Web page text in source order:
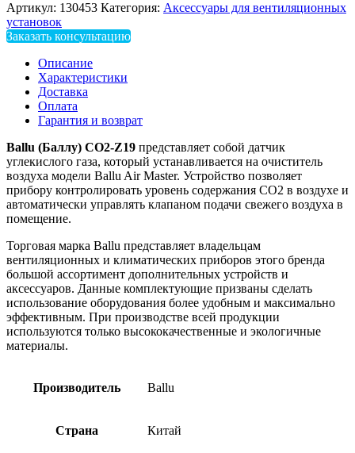
Артикул: 130453 Категория: Аксессуары для вентиляционных
установок
Заказать консультацию
Описание
Характеристики
Доставка
Оплата
Гарантия и возврат
Ballu (Баллу) CO2-Z19 представляет собой датчик
углекислого газа, который устанавливается на очиститель
воздуха модели Ballu Air Master. Устройство позволяет
прибору контролировать уровень содержания СО2 в воздухе и
автоматически управлять клапаном подачи свежего воздуха в
помещение.
Торговая марка Ballu представляет владельцам
вентиляционных и климатических приборов этого бренда
большой ассортимент дополнительных устройств и
аксессуаров. Данные комплектующие призваны сделать
использование оборудования более удобным и максимально
эффективным. При производстве всей продукции
используются только высококачественные и экологичные
материалы.
Производитель Ballu
Страна Китай